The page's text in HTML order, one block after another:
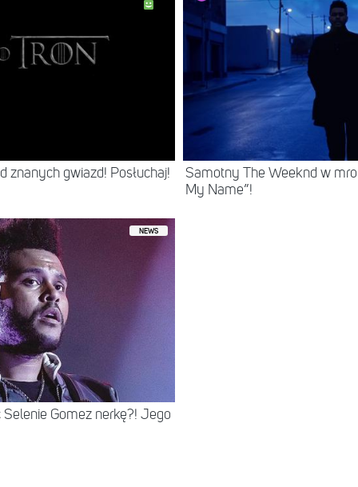
znanych gwiazd! Posłuchaj!
Samotny The Weeknd w
My Name”!
NEWS
Selenie Gomez nerkę?! Jego